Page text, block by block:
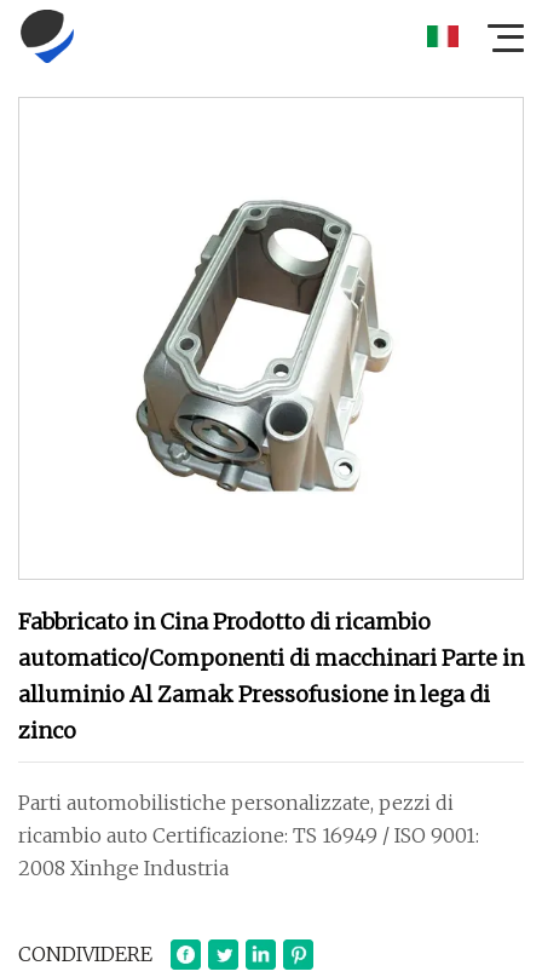
Fabbricato in Cina Prodotto di ricambio
automatico/Componenti di macchinari Parte in
alluminio Al Zamak Pressofusione in lega di
zinco
Parti automobilistiche personalizzate, pezzi di
ricambio auto Certificazione: TS 16949 / ISO 9001:
2008 Xinhge Industria
CONDIVIDERE